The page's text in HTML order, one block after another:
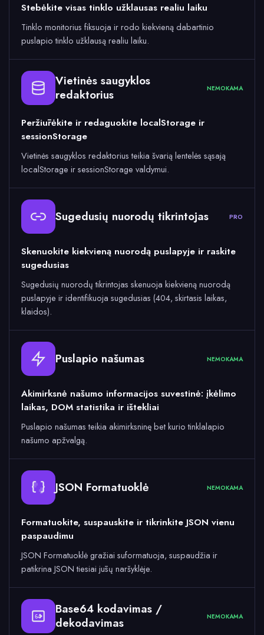
Stebėkite visas tinklo užklausas realiu laiku
Tinklo monitorius fiksuoja ir rodo kiekvieną dabartinio
puslapio tinklo užklausą realiu laiku.
Vietinės saugyklos
redaktorius
NEMOKAMA
Peržiūrėkite ir redaguokite localStorage ir
sessionStorage
Vietinės saugyklos redaktorius teikia švarią lentelės sąsają
localStorage ir sessionStorage valdymui.
Sugedusių nuorodų tikrintojas PRO
Skenuokite kiekvieną nuorodą puslapyje ir raskite
sugedusias
Sugedusių nuorodų tikrintojas skenuoja kiekvieną nuorodą
puslapyje ir identifikuoja sugedusias (404, skirtasis laikas,
klaidos).
Puslapio našumas NEMOKAMA
Akimirksnė našumo informacijos suvestinė: įkėlimo
laikas, DOM statistika ir ištekliai
Puslapio našumas teikia akimirksninę bet kurio tinklalapio
našumo apžvalgą.
JSON Formatuoklė NEMOKAMA
Formatuokite, suspauskite ir tikrinkite JSON vienu
paspaudimu
JSON Formatuoklė gražiai suformatuoja, suspaudžia ir
patikrina JSON tiesiai jūsų naršyklėje.
64
Base64 kodavimas /
dekodavimas
NEMOKAMA